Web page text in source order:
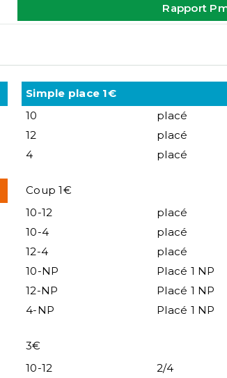
Rapport
Simple place 1€
10
placé
12
placé
4
placé
Coup 1€
10-12
placé
10-4
placé
12-4
placé
10-NP
Placé 1 NP
12-NP
Placé 1 NP
4-NP
Placé 1 NP
3€
10-12
2/4